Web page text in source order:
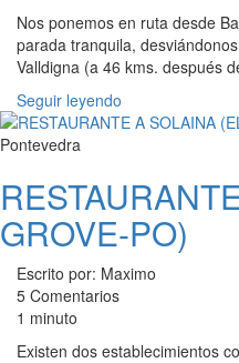
Nos ponemos en ruta desde
parada tranquila,
Valldigna (a 46 kms. después
Seguir leyendo
Pontevedra
GROVE-PO)
Escrito por: Maximo
5 Comentarios
1 minuto
Existen dos establecimientos